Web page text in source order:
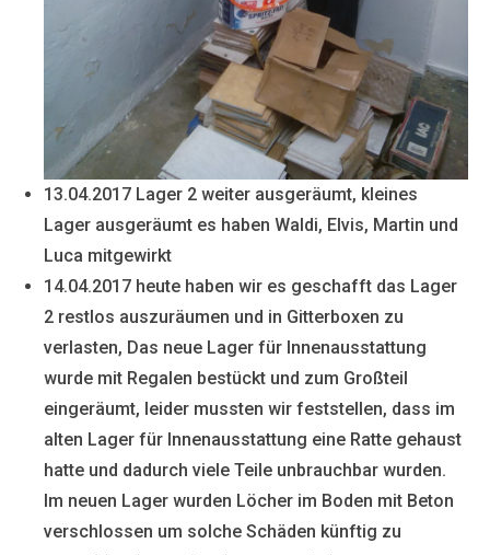
13.04.2017 Lager 2 weiter ausgeräumt, kleines
Lager ausgeräumt es haben Waldi, Elvis, Martin und
Luca mitgewirkt
14.04.2017 heute haben wir es geschafft das Lager
2 restlos auszuräumen und in Gitterboxen zu
verlasten, Das neue Lager für Innenausstattung
wurde mit Regalen bestückt und zum Großteil
eingeräumt, leider mussten wir feststellen, dass im
alten Lager für Innenausstattung eine Ratte gehaust
hatte und dadurch viele Teile unbrauchbar wurden.
Im neuen Lager wurden Löcher im Boden mit Beton
verschlossen um solche Schäden künftig zu